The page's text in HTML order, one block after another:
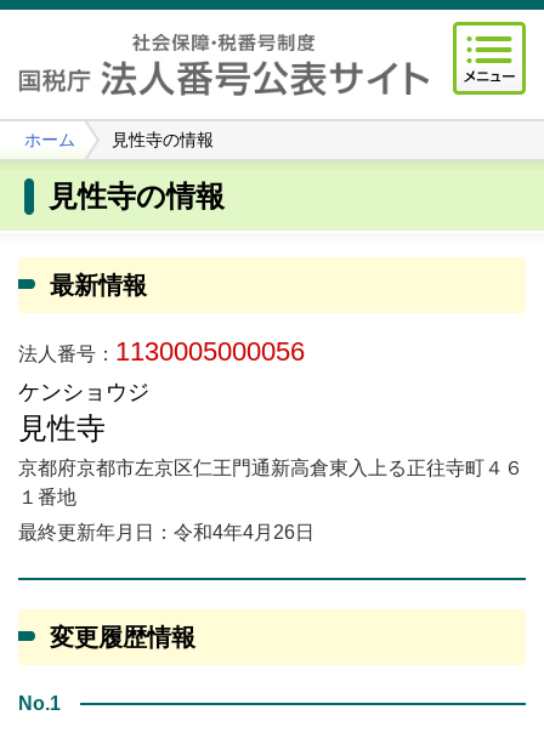
ホーム 見性寺の情報
見性寺の情報
最新情報
法人番号： 1130005000056
ケンショウジ
見性寺
京都府京都市左京区仁王門通新高倉東入上る正往寺町４６
１番地
最終更新年月日：令和4年4月26日
変更履歴情報
No.1